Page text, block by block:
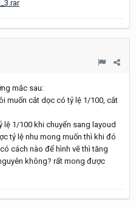
mắc sau:
muốn cắt dọc có tỷ lệ 1/100, cắt
1/100 khi chuyển sang layoud
tỷ lệ nhu mong muốn thì khi đó
cách nào để hình vẽ thì tăng
không? rất mong được